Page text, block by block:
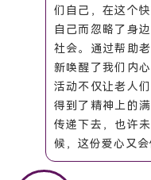
们自己，在这个
自己而忽略了身
社会。通过帮助
新唤醒了我们内
活动不仅让老人
得到了精神上的
传递下去，也许
候，这份爱心又会